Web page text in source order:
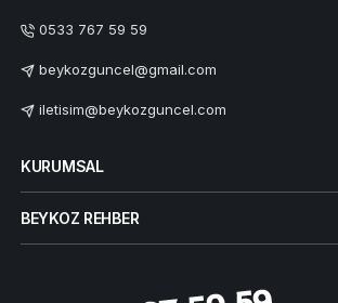
0533 767 59 59
beykozguncel@gmail.com
iletisim@beykozguncel.com
KURUMSAL
BEYKOZ REHBER